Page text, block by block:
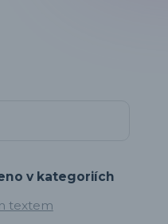
v kategoriích
textem